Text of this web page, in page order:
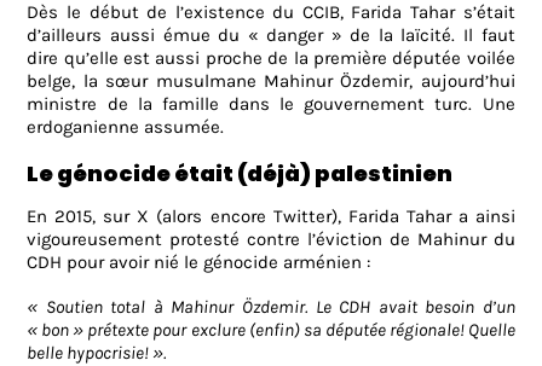
Dès le début de l’existence du CCIB, Farida Tahar s’était
d’ailleurs aussi émue du « danger » de la laïcité. Il faut
dire qu’elle est aussi proche de la première députée voilée
belge, la sœur musulmane Mahinur Özdemir, aujourd’hui
ministre de la famille dans le gouvernement turc. Une
erdoganienne assumée.
Le génocide était (déjà) palestinien
En 2015, sur X (alors encore Twitter), Farida Tahar a ainsi
vigoureusement protesté contre l’éviction de Mahinur du
CDH pour avoir nié le génocide arménien :
« Soutien total à Mahinur Özdemir. Le CDH avait besoin d’un
« bon » prétexte pour exclure (enfin) sa députée régionale! Quelle
belle hypocrisie! ».